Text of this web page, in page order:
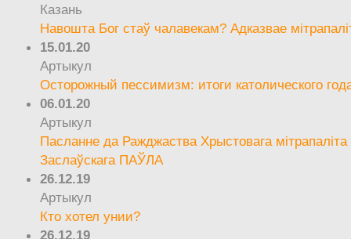
Казань
Навошта Бог стаў чалавекам? Адказвае
15.01.20
Артыкул
Осторожный пессимизм: итоги католического
06.01.20
Артыкул
Пасланне да Ражджаства Хрыстовага мітрапаліта
Заслаўскага ПАЎЛА
26.12.19
Артыкул
Кто хотел унии?
26.12.19